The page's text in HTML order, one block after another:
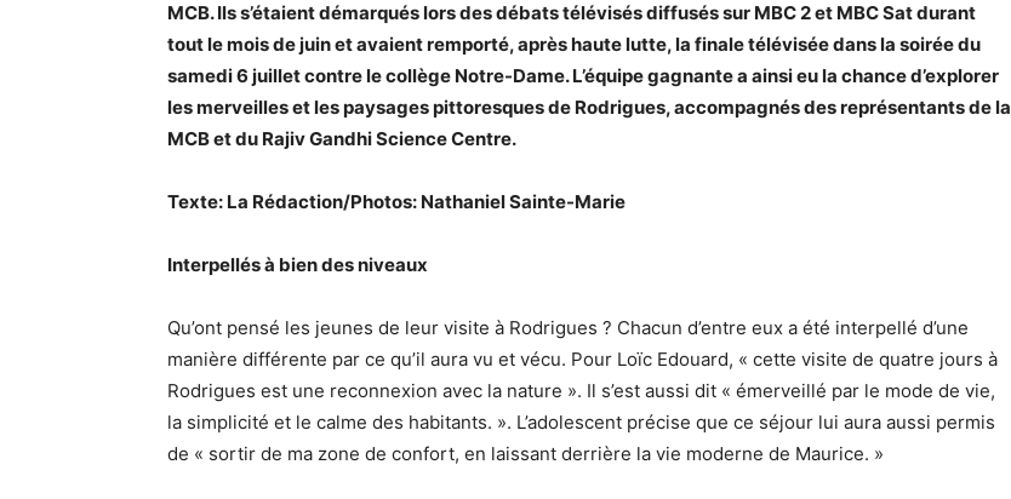
MCB. Ils s’étaient démarqués lors des débats télévisés diffusés sur MBC 2 et MBC Sat durant
tout le mois de juin et avaient remporté, après haute lutte, la finale télévisée dans la soirée du
samedi 6 juillet contre le collège Notre-Dame. L’équipe gagnante a ainsi eu la chance d’explorer
les merveilles et les paysages pittoresques de Rodrigues, accompagnés des représentants de la
MCB et du Rajiv Gandhi Science Centre.
Texte: La Rédaction/Photos: Nathaniel Sainte-Marie
Interpellés à bien des niveaux
Qu’ont pensé les jeunes de leur visite à Rodrigues ? Chacun d’entre eux a été interpellé d’une
manière différente par ce qu’il aura vu et vécu. Pour Loïc Edouard, « cette visite de quatre jours à
Rodrigues est une reconnexion avec la nature ». Il s’est aussi dit « émerveillé par le mode de vie,
la simplicité et le calme des habitants. ». L’adolescent précise que ce séjour lui aura aussi permis
de « sortir de ma zone de confort, en laissant derrière la vie moderne de Maurice. »